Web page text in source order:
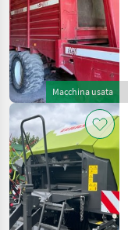
Macchina usata